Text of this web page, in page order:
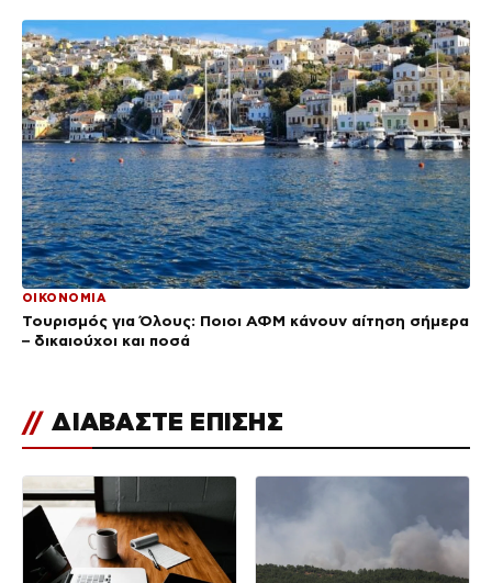
ΟΙΚΟΝΟΜΙΑ
Τουρισμός για Όλους: Ποιοι ΑΦΜ κάνουν αίτηση σήμερα
– δικαιούχοι και ποσά
// ΔΙΑΒΑΣΤΕ ΕΠΙΣΗΣ